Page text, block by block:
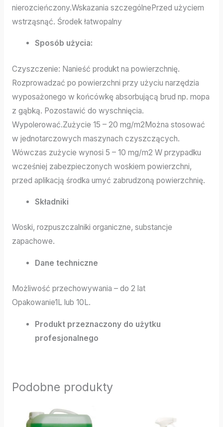
nierozcieńczony.Wskazania szczególnePrzed użyciem
wstrząsnąć. Środek łatwopalny
Sposób użycia:
Czyszczenie: Nanieść produkt na powierzchnię.
Rozprowadzać po powierzchni przy użyciu narzędzia
wyposażonego w końcówkę absorbującą brud np. mopa
z gąbką. Pozostawić do wyschnięcia.
Wypolerować.Zużycie 15 – 20 mg/m2Można stosować
w jednotarczowych maszynach czyszczących.
Wówczas zużycie wynosi 5 – 10 mg/m2 W przypadku
wcześniej zabezpieczonych woskiem powierzchni,
przed aplikacją środka umyć zabrudzoną powierzchnię.
Składniki
Woski, rozpuszczalniki organiczne, substancje
zapachowe.
Dane techniczne
Możliwość przechowywania – do 2 lat
Opakowanie1L lub 10L.
Produkt przeznaczony do użytku
profesjonalnego
Podobne produkty